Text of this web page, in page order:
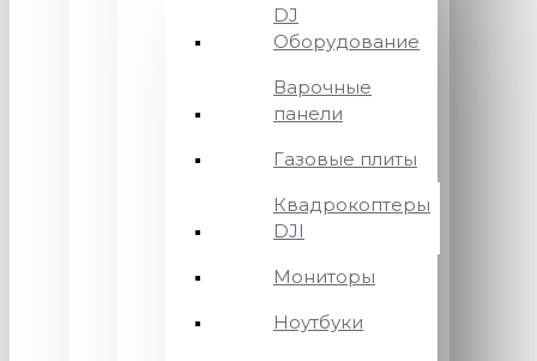
DJ
Оборудование
Варочные
панели
Газовые плиты
Квадрокоптеры
DJI
Мониторы
Ноутбуки